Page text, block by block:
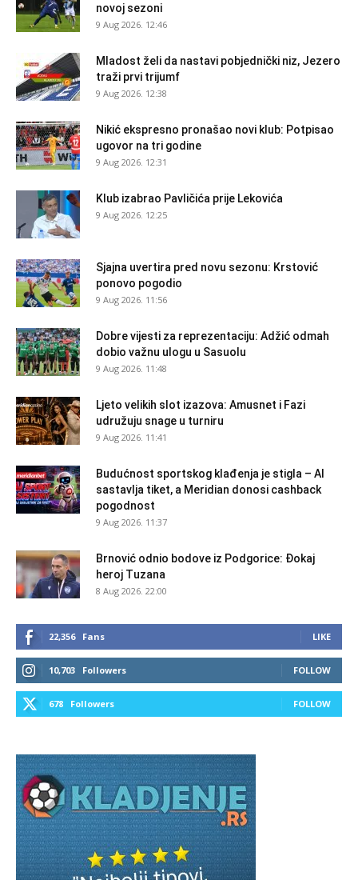
novoj sezoni
9 Aug 2026. 12:46
Mladost želi da nastavi pobjednički niz, Jezero
traži prvi trijumf
9 Aug 2026. 12:38
Nikić ekspresno pronašao novi klub: Potpisao
ugovor na tri godine
9 Aug 2026. 12:31
Klub izabrao Pavličića prije Lekovića
9 Aug 2026. 12:25
Sjajna uvertira pred novu sezonu: Krstović
ponovo pogodio
9 Aug 2026. 11:56
Dobre vijesti za reprezentaciju: Adžić odmah
dobio važnu ulogu u Sasuolu
9 Aug 2026. 11:48
Ljeto velikih slot izazova: Amusnet i Fazi
udružuju snage u turniru
9 Aug 2026. 11:41
Budućnost sportskog klađenja je stigla – AI
sastavlja tiket, a Meridian donosi cashback
pogodnost
9 Aug 2026. 11:37
Brnović odnio bodove iz Podgorice: Đokaj
heroj Tuzana
8 Aug 2026. 22:00
22,356 Fans LIKE
10,703 Followers FOLLOW
678 Followers FOLLOW